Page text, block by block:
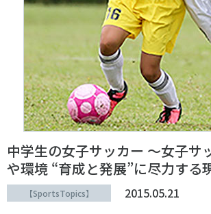
中学生の女子サッカー ～女子サ
や環境 “育成と発展”に尽力する
【SportsTopics】 2015.05.21